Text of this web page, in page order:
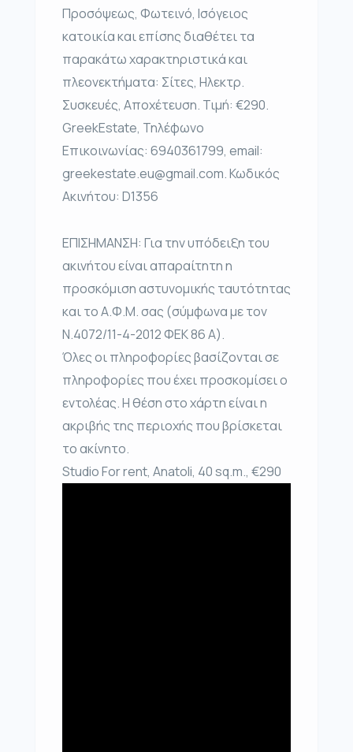
Προσόψεως, Φωτεινό, Ισόγειος
κατοικία και επίσης διαθέτει τα
παρακάτω χαρακτηριστικά και
πλεονεκτήματα: Σίτες, Ηλεκτρ.
Συσκευές, Αποχέτευση. Τιμή: €290.
GreekEstate, Τηλέφωνο
Επικοινωνίας: 6940361799, email:
greekestate.eu@gmail.com. Κωδικός
Ακινήτου: D1356
ΕΠΙΣΗΜΑΝΣΗ: Για την υπόδειξη του
ακινήτου είναι απαραίτητη η
προσκόμιση αστυνομικής ταυτότητας
και το Α.Φ.Μ. σας (σύμφωνα με τον
Ν.4072/11-4-2012 ΦΕΚ 86 Α).
Όλες οι πληροφορίες βασίζονται σε
πληροφορίες που έχει προσκομίσει ο
εντολέας. Η θέση στο χάρτη είναι η
ακριβής της περιοχής που βρίσκεται
το ακίνητο.
Studio For rent, Anatoli, 40 sq.m., €290